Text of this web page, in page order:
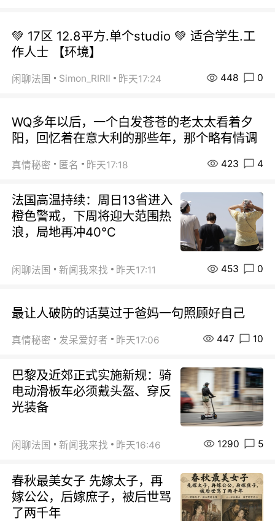
💚 17区 12.8平方.单个studio 💚 适合学生.工
作人士 【环境】
闲聊法国 Simon_RIRIl 昨天17:24 448 0
WQ多年以后，一个白发苍苍的老太太看着夕
阳，回忆着在意大利的那些年，那个略有情调
真情秘密 匿名 昨天17:18 423 4
法国高温持续：周日13省进入
橙色警戒，下周将迎大范围热
浪，局地再冲40℃
闲聊法国 新闻我来找 昨天17:11 453 0
最让人破防的话莫过于爸妈一句照顾好自己
真情秘密 发呆爱好者 昨天17:06 447 10
巴黎及近郊正式实施新规：骑
电动滑板车必须戴头盔、穿反
光装备
闲聊法国 新闻我来找 昨天16:46 1290 5
春秋最美女子 先嫁太子，再
嫁公公，后嫁庶子，被后世骂
了两千年